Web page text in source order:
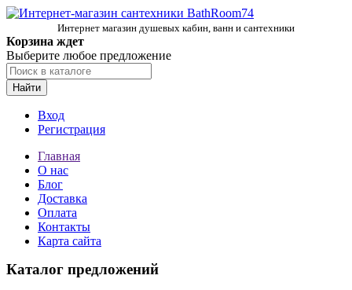
Интернет магазин душевых кабин, ванн и сантехники
Корзина ждет
Выберите любое предложение
Найти
Вход
Регистрация
Главная
О нас
Блог
Доставка
Оплата
Контакты
Карта сайта
Каталог предложений